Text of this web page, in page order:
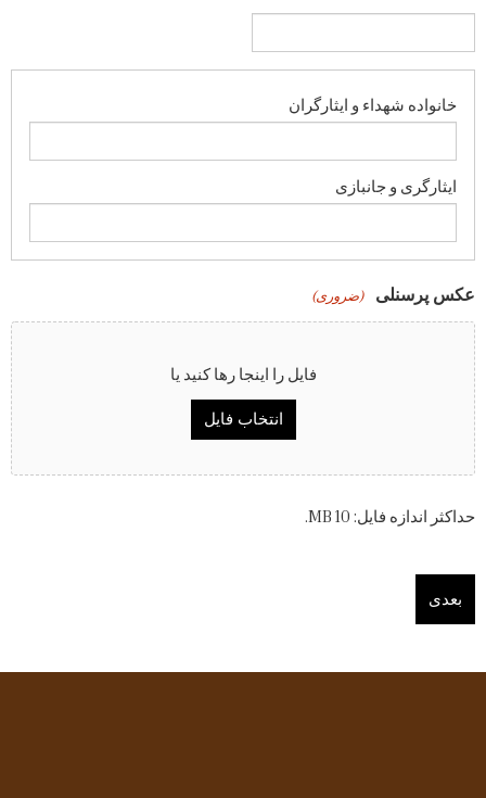
عکس پرسنلی (ضروری)
فایل را اینجا رها کنید یا
انتخاب فایل
حداکثر اندازه فایل: 10 MB.